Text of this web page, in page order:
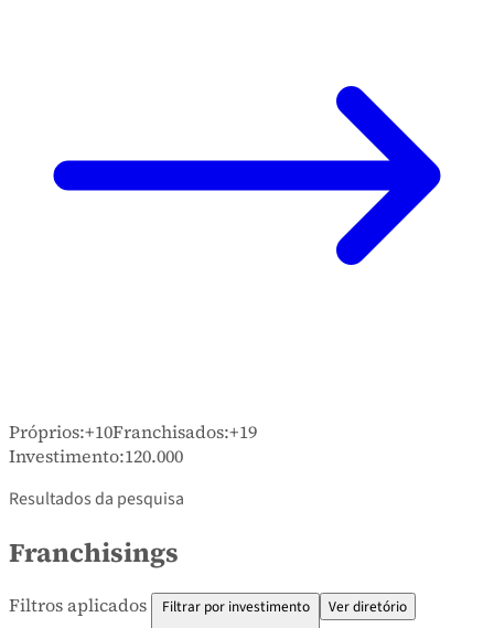
Próprios:+10Franchisados:+19
Investimento:120.000
Resultados da pesquisa
Franchisings
Filtros aplicados Filtrar por investimento Ver diretório